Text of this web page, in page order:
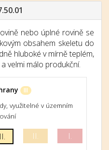
nebo úplné rovině se
obsahem skeletu do
hluboké v mírně teplém,
velmi málo produkční.
III
využitelné v územním
II. I.